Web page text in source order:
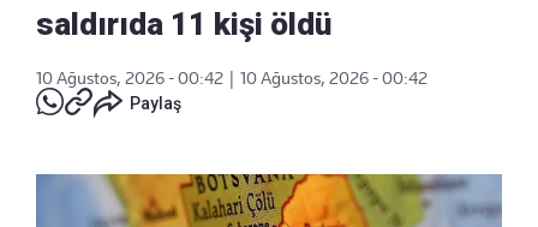
saldırıda 11 kişi öldü
10 Ağustos, 2026 - 00:42
10 Ağustos, 2026 - 00:42
Paylaş